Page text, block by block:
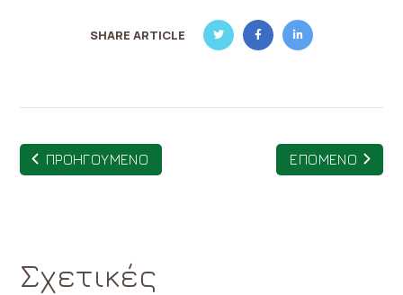
SHARE ARTICLE
ΠΡΟΗΓΟΥΜΕΝΟ ΕΠΟΜΕΝΟ
Σχετικές